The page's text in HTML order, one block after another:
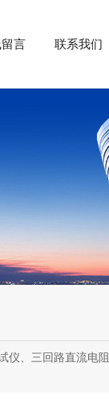
言 联系我们
阻测试仪、变压器三回路直流电阻测试